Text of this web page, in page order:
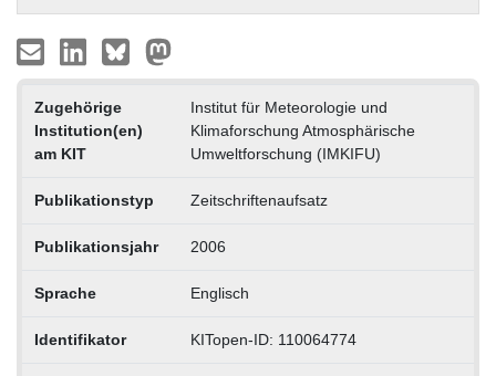
Zugehörige
Institution(en)
am KIT
Institut für Meteorologie und
Klimaforschung Atmosphärische
Umweltforschung (IMKIFU)
Publikationstyp Zeitschriftenaufsatz
Publikationsjahr 2006
Sprache Englisch
Identifikator KITopen-ID: 110064774